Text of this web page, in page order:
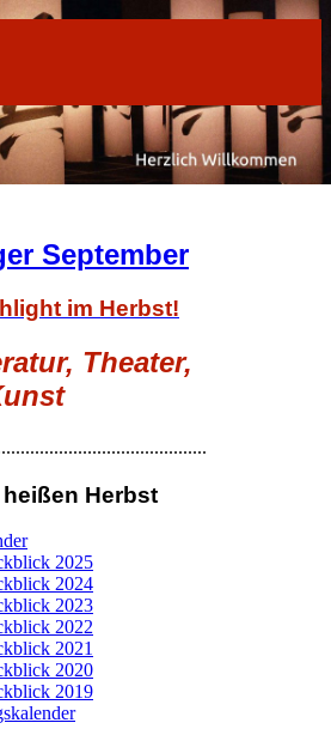
September
im Herbst!
Theater,
Herbst
2025
2024
2023
2022
2021
2020
2019